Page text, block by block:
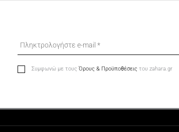
Συμφωνώ με τουςΌρους & Προϋποθέσεις του zahara.gr